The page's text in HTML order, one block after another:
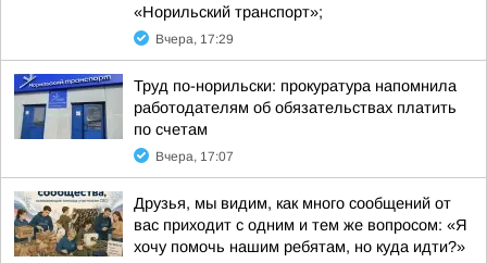
«Норильский транспорт»;
Вчера, 17:29
Труд по-норильски: прокуратура напомнила
работодателям об обязательствах платить
по счетам
Вчера, 17:07
Друзья, мы видим, как много сообщений от
вас приходит с одним и тем же вопросом: «Я
хочу помочь нашим ребятам, но куда идти?»